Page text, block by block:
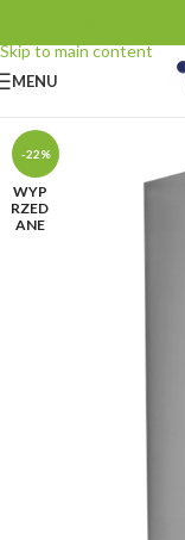
Skip to main content
MENU
-22%
WYP
RZED
ANE